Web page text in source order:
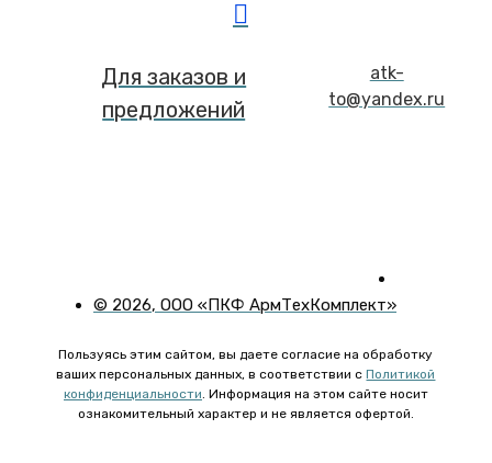
Для заказов и
предложений
atk-
to@yandex.ru
© 2026, ООО «ПКФ АрмТехКомплект»
Пользуясь этим сайтом, вы даете согласие на обработку
ваших персональных данных, в соответствии сПолитикой
конфиденциальности. Информация на этом сайте носит
ознакомительный характер и не является офертой.